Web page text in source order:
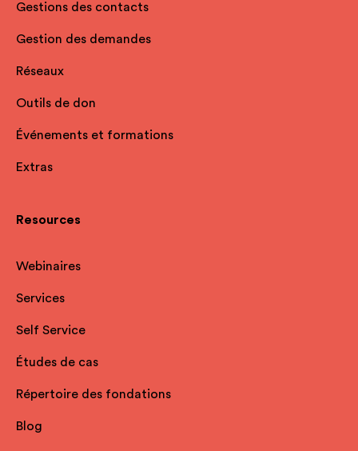
Gestions des contacts
Gestion des demandes
Réseaux
Outils de don
Événements et formations
Extras
Resources
Webinaires
Services
Self Service
Études de cas
Répertoire des fondations
Blog